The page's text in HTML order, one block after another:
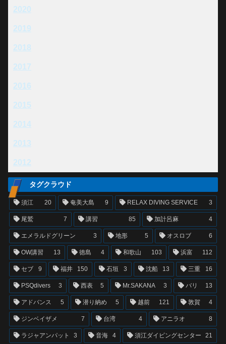
2020
2019
2018
2017
2016
2015
2014
2013
2012
タグクラウド
須江 20 奄美大島 9 RELAX DIVING SERVICE 3
尾鷲 7 講習 85 加計呂麻 4
エメラルドグリーン 3 地形 5 オスロブ 6
OW講習 13 徳島 4 和歌山 103 浜富 112
セブ 9 福井 150 石垣 3 沈船 13 三重 16
PSQdivers 3 西表 5 Mr.SAKANA 3 バリ 13
アドバンス 5 潜り納め 5 越前 121 敦賀 4
ジンベイザメ 7 台湾 4 アニラオ 8
ラジャアンパット 3 音海 4 須江ダイビングセンター 21